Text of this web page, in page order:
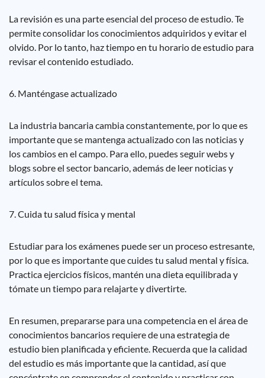
La revisión es una parte esencial del proceso de estudio. Te
permite consolidar los conocimientos adquiridos y evitar el
olvido. Por lo tanto, haz tiempo en tu horario de estudio para
revisar el contenido estudiado.
6. Manténgase actualizado
La industria bancaria cambia constantemente, por lo que es
importante que se mantenga actualizado con las noticias y
los cambios en el campo. Para ello, puedes seguir webs y
blogs sobre el sector bancario, además de leer noticias y
artículos sobre el tema.
7. Cuida tu salud física y mental
Estudiar para los exámenes puede ser un proceso estresante,
por lo que es importante que cuides tu salud mental y física.
Practica ejercicios físicos, mantén una dieta equilibrada y
tómate un tiempo para relajarte y divertirte.
En resumen, prepararse para una competencia en el área de
conocimientos bancarios requiere de una estrategia de
estudio bien planificada y eficiente. Recuerda que la calidad
del estudio es más importante que la cantidad, así que